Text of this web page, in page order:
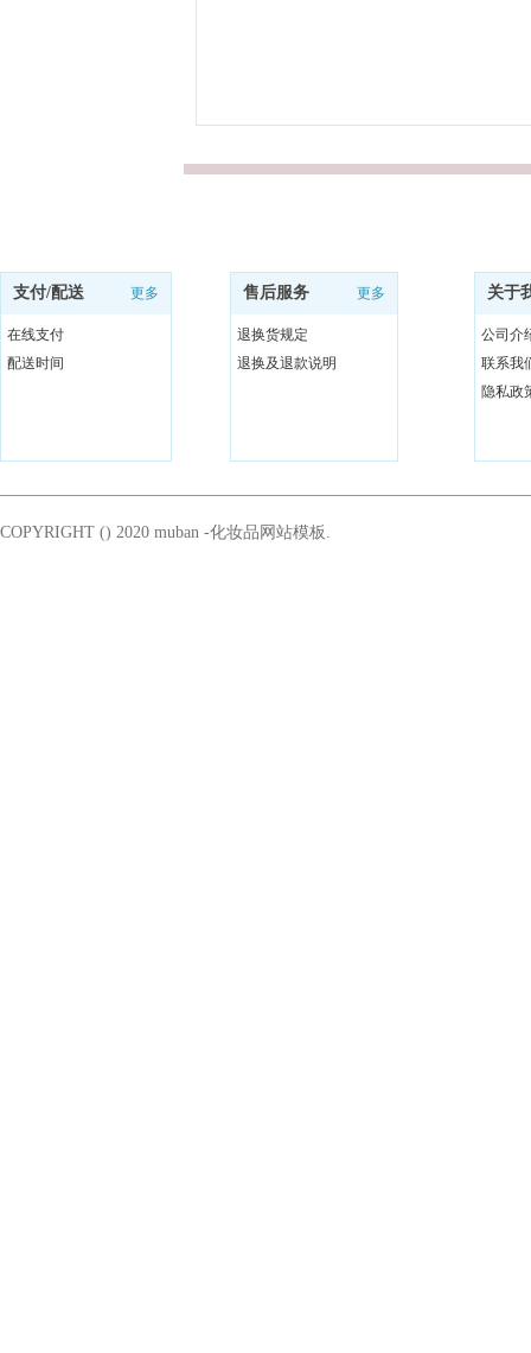
支付/配送 更多
在线支付
配送时间
售后服务 更多
退换货规定
退换及退款说明
关于
公司介
联系我
隐私政
COPYRIGHT () 2020 muban -化妆品网站模板.